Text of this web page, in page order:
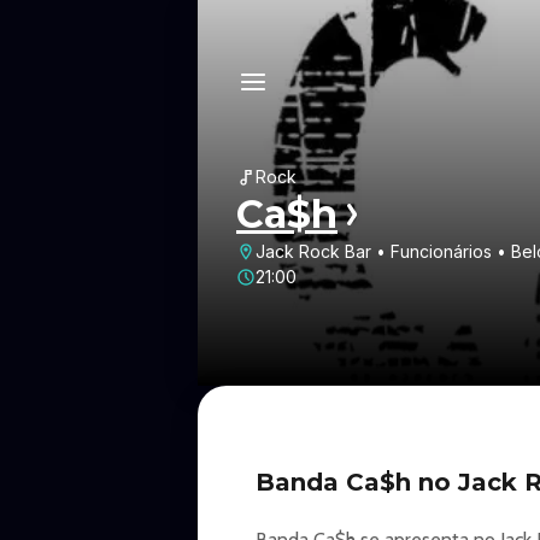
Rock
Ca$h
Jack Rock Bar • Funcionários •
21:00
Banda Ca$h no Jack